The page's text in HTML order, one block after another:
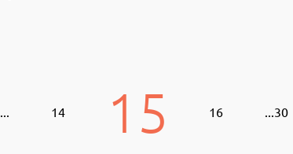
... 14 15 16 ...30